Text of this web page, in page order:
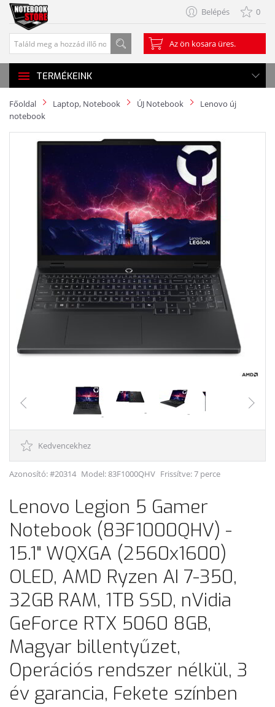
Belépés 0
Az ön kosara üres.
TERMÉKEINK
Főoldal Laptop, Notebook ÚJ Notebook
Lenovo új
notebook
Kedvencekhez
Azonosító: #20314 Model:83F1000QHV Frissítve: 7 perce
Lenovo Legion 5 Gamer
Notebook (83F1000QHV) -
15.1" WQXGA (2560x1600)
OLED, AMD Ryzen AI 7-350,
32GB RAM, 1TB SSD, nVidia
GeForce RTX 5060 8GB,
Magyar billentyűzet,
Operációs rendszer nélkül, 3
év garancia, Fekete színben